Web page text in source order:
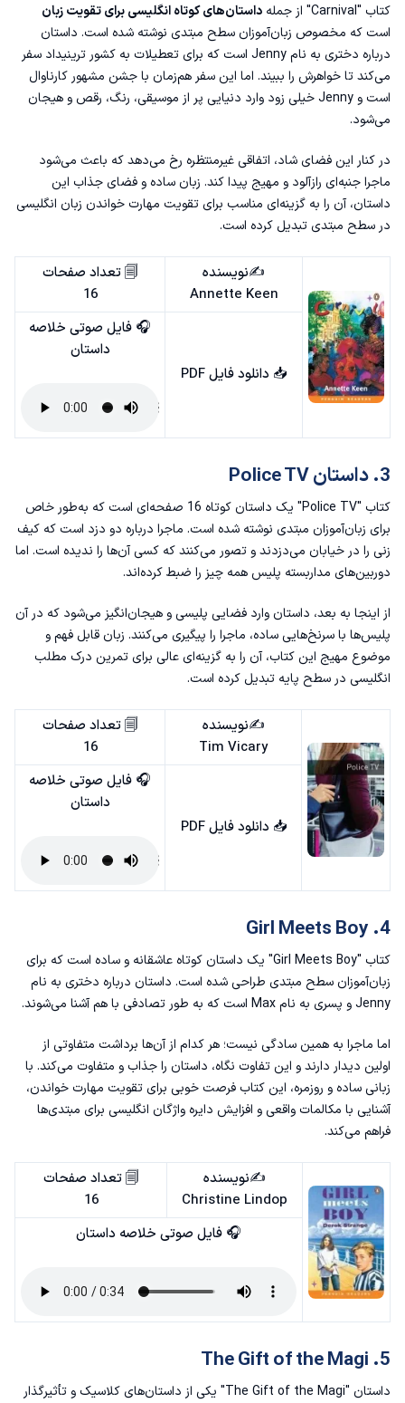
4. All About Space
5. Your Amazing Body
6. Ghost stories
7. داستان انگلیسی Misery
8. Woman in White
کتاب "Carnival" از جمله
داستان‌های کوتاه انگلیسی برای تقویت زبان
است که مخصوص زبان‌آموزان سطح مبتدی نوشته شده است. داستان
درباره‌ دختری به نام Jenny است که برای تعطیلات به کشور ترینیداد سفر
می‌کند تا خواهرش را ببیند. اما این سفر هم‌زمان با جشن مشهور کارناوال
است و Jenny خیلی زود وارد دنیایی پر از موسیقی، رنگ، رقص و هیجان
می‌شود.
در کنار این فضای شاد، اتفاقی غیرمنتظره رخ می‌دهد که باعث می‌شود
ماجرا جنبه‌ای رازآلود و مهیج پیدا کند. زبان ساده و فضای جذاب این
داستان، آن را به گزینه‌ای مناسب برای تقویت مهارت خواندن زبان انگلیسی
در سطح مبتدی تبدیل کرده است.
✍️نویسنده
Annette Keen
🗐 تعداد صفحات
16
📥 دانلود فایل PDF
🎧 فایل صوتی خلاصه
داستان
3. داستان Police TV
کتاب "Police TV" یک داستان کوتاه 16 صفحه‌ای است که به‌طور خاص
برای زبان‌آموزان مبتدی نوشته شده است. ماجرا درباره‌ دو دزد است که کیف
زنی را در خیابان می‌دزدند و تصور می‌کنند که کسی آن‌ها را ندیده است. اما
دوربین‌های مداربسته پلیس همه چیز را ضبط کرده‌اند.
از اینجا به بعد، داستان وارد فضایی پلیسی و هیجان‌انگیز می‌شود که در آن
پلیس‌ها با سرنخ‌هایی ساده، ماجرا را پیگیری می‌کنند. زبان قابل فهم و
موضوع مهیج این کتاب، آن را به گزینه‌ای عالی برای تمرین درک مطلب
انگلیسی در سطح پایه تبدیل کرده است.
✍️نویسنده
Tim Vicary
🗐 تعداد صفحات
16
📥 دانلود فایل PDF
🎧 فایل صوتی خلاصه
داستان
4. Girl Meets Boy
کتاب "Girl Meets Boy" یک داستان کوتاه عاشقانه و ساده است که برای
زبان‌آموزان سطح مبتدی طراحی شده است. داستان درباره‌ دختری به نام
Jenny و پسری به نام Max است که به طور تصادفی با هم آشنا می‌شوند.
اما ماجرا به همین سادگی نیست؛ هر کدام از آن‌ها برداشت متفاوتی از
اولین دیدار دارند و این تفاوت نگاه، داستان را جذاب و متفاوت می‌کند. با
زبانی ساده و روزمره، این کتاب فرصت خوبی برای تقویت مهارت خواندن،
آشنایی با مکالمات واقعی و افزایش دایره واژگان انگلیسی برای مبتدی‌ها
فراهم می‌کند.
✍️نویسنده
Christine Lindop
🗐 تعداد صفحات
16
🎧 فایل صوتی خلاصه داستان
5. The Gift of the Magi
داستان "The Gift of the Magi" یکی از داستان‌های کلاسیک و تأثیرگذار